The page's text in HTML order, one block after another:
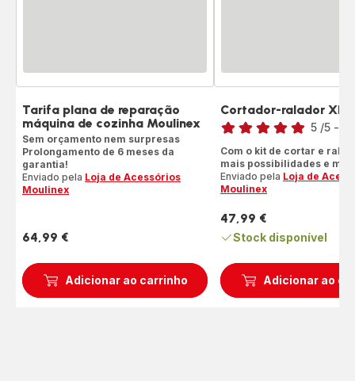
Adicionar ao carrinho
Tarifa plana de reparação
máquina de cozinha Moulinex
Sem orçamento nem surpresas
Prolongamento de 6 meses da
garantia!
Enviado pela Loja de Acessórios
Moulinex
Preço
64,99 €
Adicionar ao
Cortador-ralador
Classificação
de
cinco
estrelas
5 /5 -
Com o kit de cortar e
mais possibilidades e
Enviado pela Loja de
Moulinex
Preço
47,99 €
Stock disponível